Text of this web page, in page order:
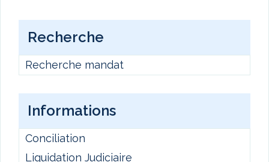
Recherche
Recherche mandat
Informations
Conciliation
Liquidation Judiciaire